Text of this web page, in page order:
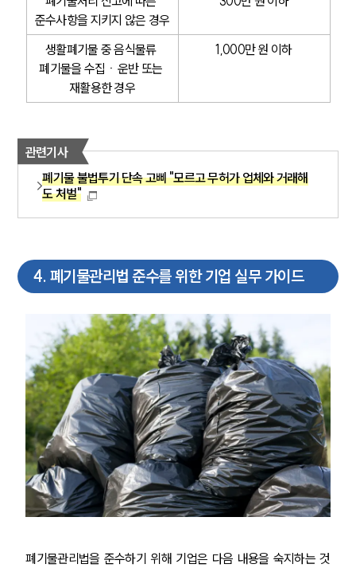
고객의 소리
통합검색
사례분석/최신동향
법률정보
법률지식인
NEWS
언론보도
법률 블로그
법률서식
뉴스레터/브로슈어
세미나
대륜법률상담예약
대륜법률상담예약
준수사항을 지키지 않은 경우
생활폐기물 중 음식물류
폐기물을 수집ㆍ운반 또는
재활용한 경우
1,000만 원 이하
관련기사
폐기물 불법투기 단속 고삐 "모르고 무허가 업체와 거래해
도 처벌"
4. 폐기물관리법 준수를 위한 기업 실무 가이드
폐기물관리법을 준수하기 위해 기업은 다음 내용을 숙지하는 것